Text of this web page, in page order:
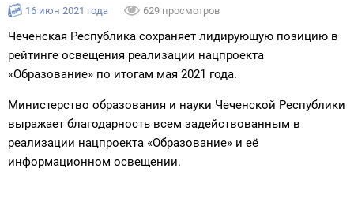
16 июн 2021 года 629 просмотров
Чеченская Республика сохраняет лидирующую позицию в
рейтинге освещения реализации нацпроекта
«Образование» по итогам мая 2021 года.
Министерство образования и науки Чеченской Республики
выражает благодарность всем задействованным в
реализации нацпроекта «Образование» и её
информационном освещении.